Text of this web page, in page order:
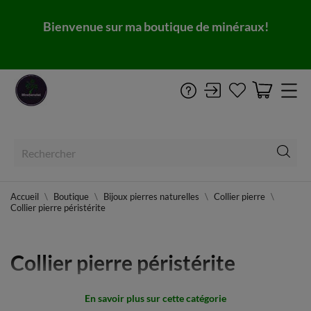
Bienvenue sur ma boutique de minéraux!
Accueil Boutique Bijoux pierres naturelles
Collier pierre
Collier pierre péristérite
Collier pierre péristérite
En savoir plus sur cette catégorie